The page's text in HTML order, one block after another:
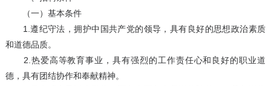
（一）基本条件
1.遵纪守法，拥护中国共产党的领导，具有良好的思想政治素质
和道德品质。
2.热爱高等教育事业，具有强烈的工作责任心和良好的职业道
德，具有团结协作和奉献精神。